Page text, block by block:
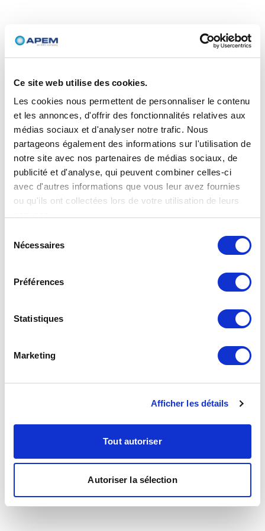
Ce site web utilise des cookies.
Les cookies nous permettent de personnaliser le contenu
et les annonces, d'offrir des fonctionnalités relatives aux
médias sociaux et d'analyser notre trafic. Nous
partageons également des informations sur l'utilisation de
notre site avec nos partenaires de médias sociaux, de
publicité et d'analyse, qui peuvent combiner celles-ci
avec d'autres informations que vous leur avez fournies
ou qu'ils ont collectées lors de votre utilisation de leurs
Nécessaires
Préférences
Statistiques
Marketing
Afficher les détails
Tout autoriser
Autoriser la sélection